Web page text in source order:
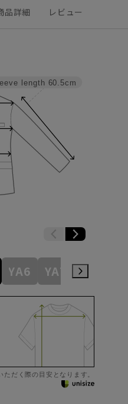
品詳細 レビュー
length 60.5cm
YA6 YA7 YA8
だく際の目安となります。